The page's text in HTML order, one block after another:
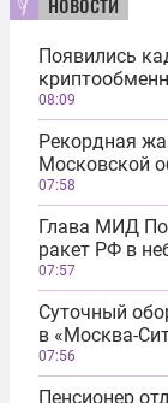
Появились
08:09
Рекордная
Московской
07:58
Глава МИД
ракет РФ в
07:57
Суточный
в «Москва-
07:56
Пенсионер